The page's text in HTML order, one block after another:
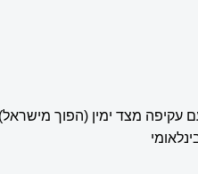
מצד ימין (הפוך מישראל)